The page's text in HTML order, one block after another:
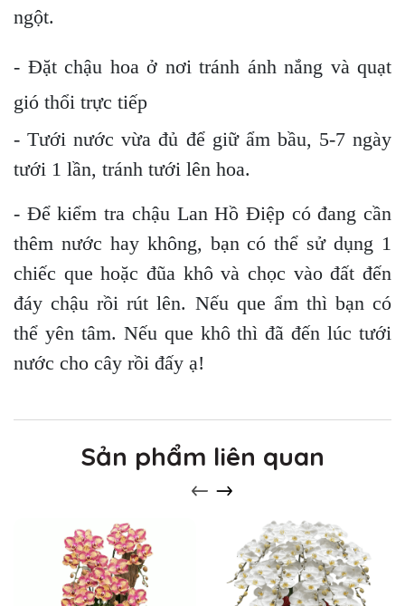
ngột.
- Đặt chậu hoa ở nơi tránh ánh nắng và quạt
gió thổi trực tiếp
- Tưới nước vừa đủ để giữ ẩm bầu, 5-7 ngày
tưới 1 lần, tránh tưới lên hoa.
- Để kiểm tra chậu Lan Hồ Điệp có đang cần
thêm nước hay không, bạn có thể sử dụng 1
chiếc que hoặc đũa khô và chọc vào đất đến
đáy chậu rồi rút lên. Nếu que ẩm thì bạn có
thể yên tâm. Nếu que khô thì đã đến lúc tưới
nước cho cây rồi đấy ạ!
Sản phẩm liên quan